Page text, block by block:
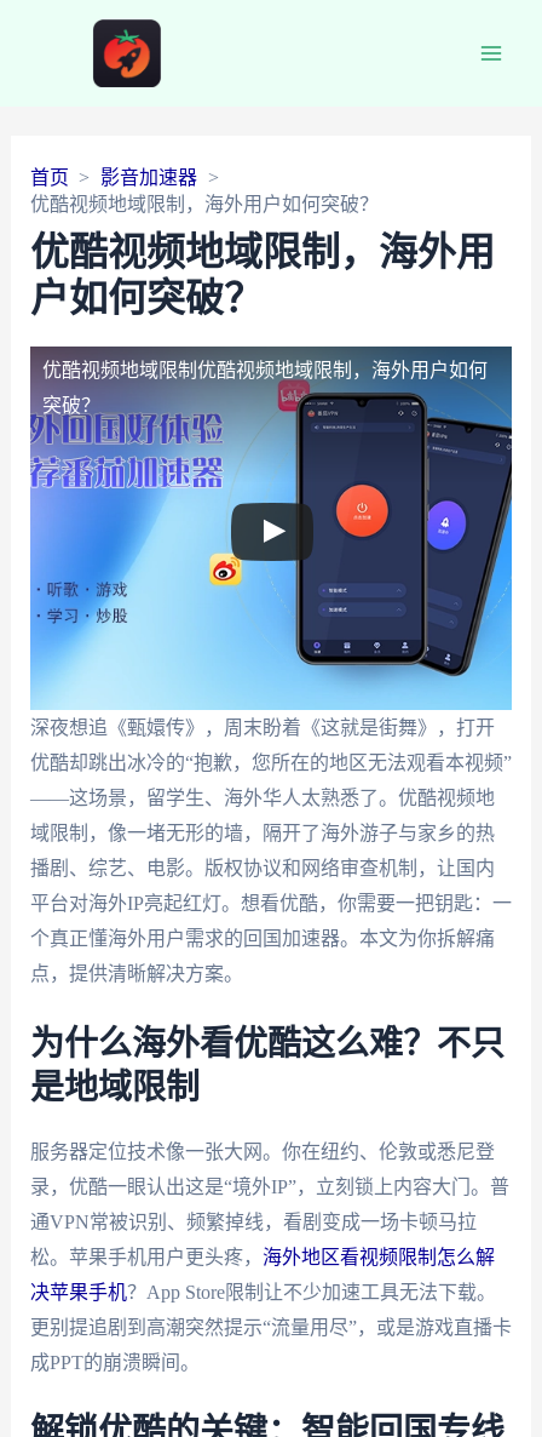
首页
影音加速器
优酷视频地域限制，海外用户如何突破？
优酷视频地域限制，海外用
户如何突破？
优酷视频地域限制 优酷视频地域限制，海外用户如何
突破？
深夜想追《甄嬛传》，周末盼着《这就是街舞》，打开
优酷却跳出冰冷的“抱歉，您所在的地区无法观看本视频”
——这场景，留学生、海外华人太熟悉了。优酷视频地
域限制，像一堵无形的墙，隔开了海外游子与家乡的热
播剧、综艺、电影。版权协议和网络审查机制，让国内
平台对海外IP亮起红灯。想看优酷，你需要一把钥匙：一
个真正懂海外用户需求的回国加速器。本文为你拆解痛
点，提供清晰解决方案。
为什么海外看优酷这么难？不只
是地域限制
服务器定位技术像一张大网。你在纽约、伦敦或悉尼登
录，优酷一眼认出这是“境外IP”，立刻锁上内容大门。普
通VPN常被识别、频繁掉线，看剧变成一场卡顿马拉
松。苹果手机用户更头疼， 海外地区看视频限制怎么解
决苹果手机？App Store限制让不少加速工具无法下载。
更别提追剧到高潮突然提示“流量用尽”，或是游戏直播卡
成PPT的崩溃瞬间。